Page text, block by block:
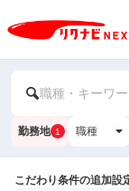
職種・キーワ
勤務地 1 職種
こだわり条件の追加設